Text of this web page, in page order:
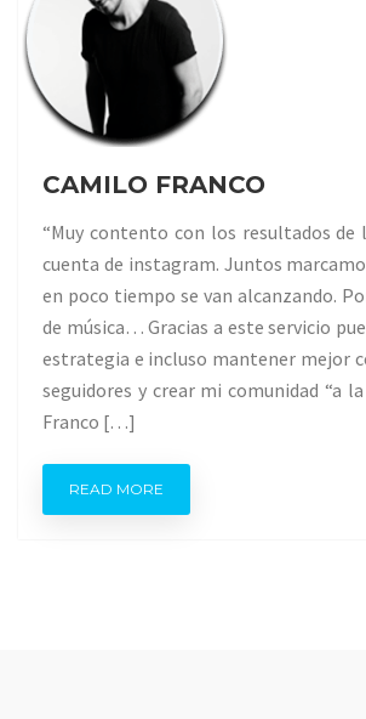
CAMILO FRANCO
“Muy contento con los resultados de
cuenta de instagram. Juntos
en poco tiempo se van alcanzando.
de música… Gracias a este servicio
estrategia e incluso mantener mejor
seguidores y crear mi comunidad “a
Franco […]
READ MORE